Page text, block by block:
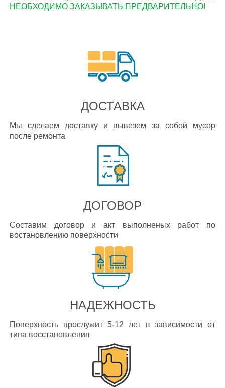
НЕОБХОДИМО ЗАКАЗЫВАТЬ ПРЕДВАРИТЕЛЬНО!
ДОСТАВКА
Мы сделаем доставку и вывезем за собой мусор
после ремонта
ДОГОВОР
Составим договор и акт выполненых работ по
востановлению поверхности
НАДЕЖНОСТЬ
Поверхность прослужит 5-12 лет в зависимости от
типа восстановления